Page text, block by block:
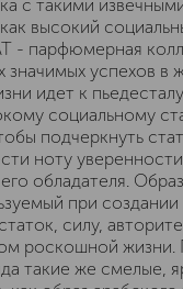
с такими
высокий
- парфюмерная
успехов в
идет к
социальному
подчеркнуть
ноту
обладателя.
при
силу,
роскошной
такие же смелые,